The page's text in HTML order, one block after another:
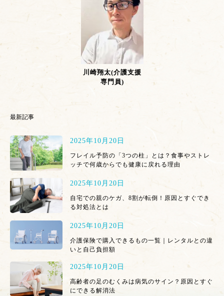
川崎翔太(介護支援
専門員)
最新記事
2025年10月20日
フレイル予防の「3つの柱」とは？食事やストレ
ッチで何歳からでも健康に戻れる理由
2025年10月20日
自宅での親のケガ、8割が転倒！原因とすぐでき
る対処法とは
2025年10月20日
介護保険で購入できるもの一覧｜レンタルとの違
いと自己負担額
2025年10月20日
高齢者の足のむくみは病気のサイン？原因とすぐ
にできる解消法